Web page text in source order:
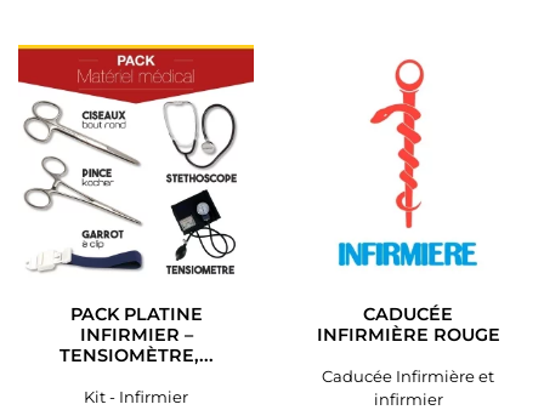
PACK PLATINE
INFIRMIER –
TENSIOMÈTRE,...
Kit - Infirmier
CADUCÉE
INFIRMIÈRE ROUGE
Caducée Infirmière et
infirmier